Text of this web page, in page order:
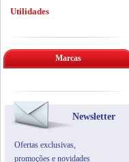
Utilidades
Marcas
Newsletter
Ofertas exclusivas,
promoções e novidades